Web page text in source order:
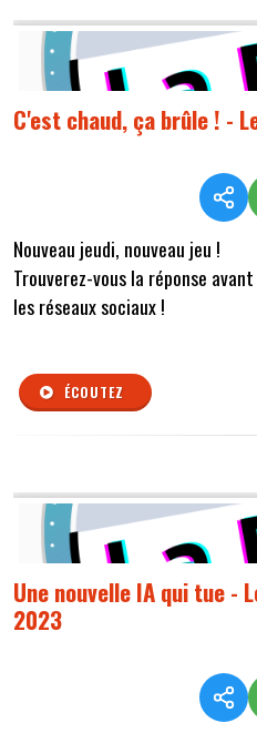
C'est chaud, ça brûle ! -
Nouveau jeudi, nouveau jeu !
Trouverez-vous la réponse
les réseaux sociaux !
ÉCOUTEZ
Une nouvelle IA qui tue -
2023